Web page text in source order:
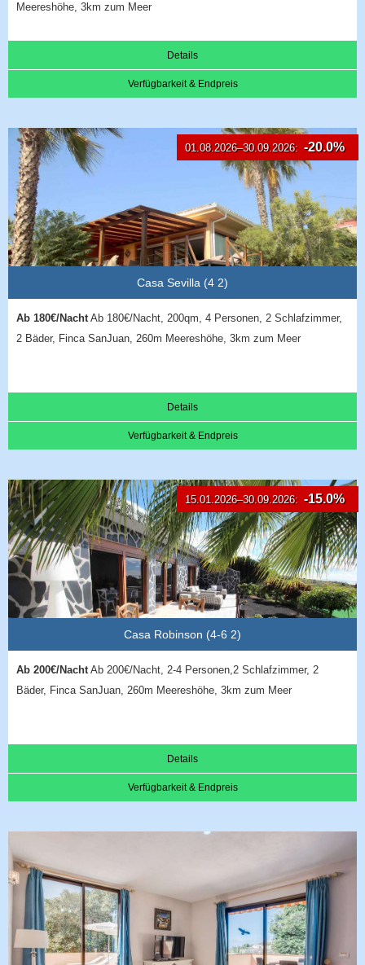
Meereshöhe, 3km zum Meer
Details
Verfügbarkeit & Endpreis
01.08.2026–30.09.2026: -20.0%
Casa Sevilla (4 2)
Ab 180€/NachtAb 180€/Nacht, 200qm, 4 Personen, 2 Schlafzimmer,
2 Bäder, Finca SanJuan, 260m Meereshöhe, 3km zum Meer
Details
Verfügbarkeit & Endpreis
15.01.2026–30.09.2026: -15.0%
Casa Robinson (4-6 2)
Ab 200€/NachtAb 200€/Nacht, 2-4 Personen,2 Schlafzimmer, 2
Bäder, Finca SanJuan, 260m Meereshöhe, 3km zum Meer
Details
Verfügbarkeit & Endpreis